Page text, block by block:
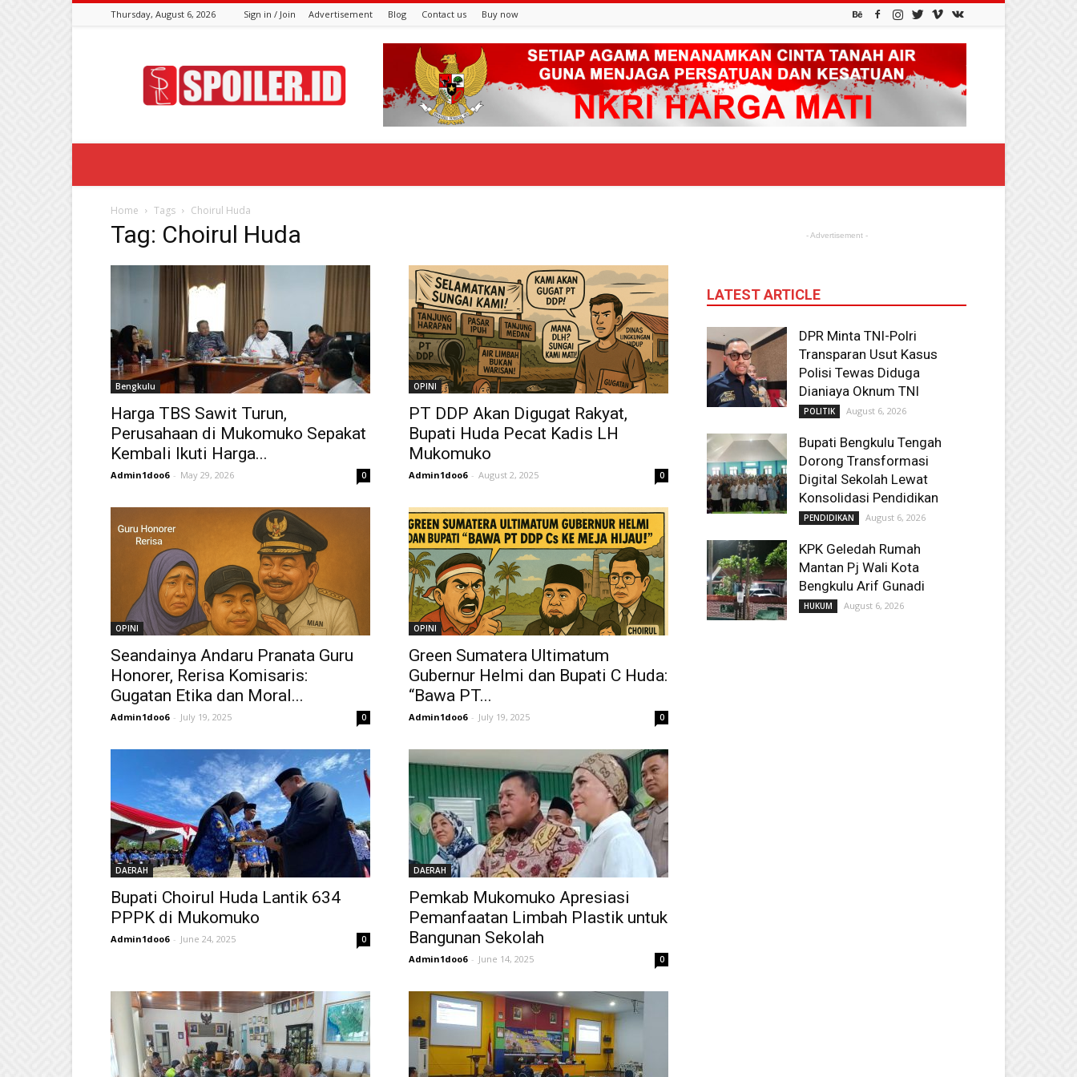
Thursday, August 6, 2026 Sign in / Join Advertisement Blog Contact us Buy now
Home Tags Choirul Huda
Tag: Choirul Huda
Bengkulu
Harga TBS Sawit Turun,
Perusahaan di Mukomuko Sepakat
Kembali Ikuti Harga...
Admin1doo6 - May 29, 2026 0
OPINI
PT DDP Akan Digugat Rakyat,
Bupati Huda Pecat Kadis LH
Mukomuko
Admin1doo6 - August 2, 2025 0
OPINI
Seandainya Andaru Pranata Guru
Honorer, Rerisa Komisaris:
Gugatan Etika dan Moral...
Admin1doo6 - July 19, 2025 0
OPINI
Green Sumatera Ultimatum
Gubernur Helmi dan Bupati C Huda:
“Bawa PT...
Admin1doo6 - July 19, 2025 0
DAERAH
Bupati Choirul Huda Lantik 634
PPPK di Mukomuko
Admin1doo6 - June 24, 2025 0
DAERAH
Pemkab Mukomuko Apresiasi
Pemanfaatan Limbah Plastik untuk
Bangunan Sekolah
Admin1doo6 - June 14, 2025 0
- Advertisement -
LATEST ARTICLE
DPR Minta TNI-Polri
Transparan Usut Kasus
Polisi Tewas Diduga
Dianiaya Oknum TNI
POLITIK August 6, 2026
Bupati Bengkulu Tengah
Dorong Transformasi
Digital Sekolah Lewat
Konsolidasi Pendidikan
PENDIDIKAN August 6, 2026
KPK Geledah Rumah
Mantan Pj Wali Kota
Bengkulu Arif Gunadi
HUKUM August 6, 2026